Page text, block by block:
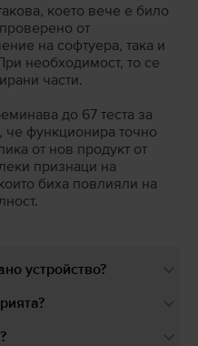
което вече е било
от
на софтуера, така и
необходимост, то се
части.
до 67 теста за
че функционира точно
от нов продукт от
признаци на
биха повлияли на
устройство?